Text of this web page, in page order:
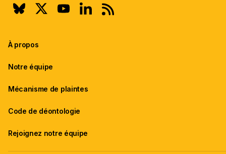
À propos
Notre équipe
Mécanisme de plaintes
Code de déontologie
Rejoignez notre équipe